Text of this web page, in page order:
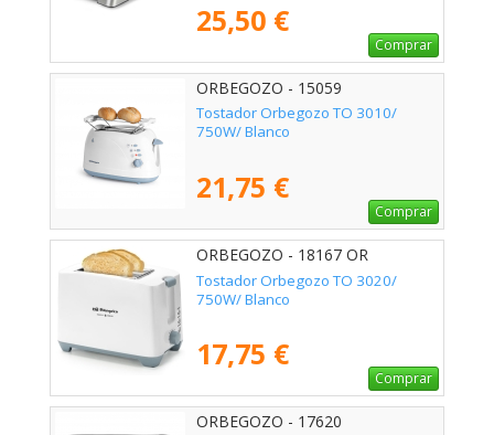
25,50 €
Comprar
ORBEGOZO - 15059
Tostador Orbegozo TO 3010/
750W/ Blanco
21,75 €
Comprar
ORBEGOZO - 18167 OR
Tostador Orbegozo TO 3020/
750W/ Blanco
17,75 €
Comprar
ORBEGOZO - 17620